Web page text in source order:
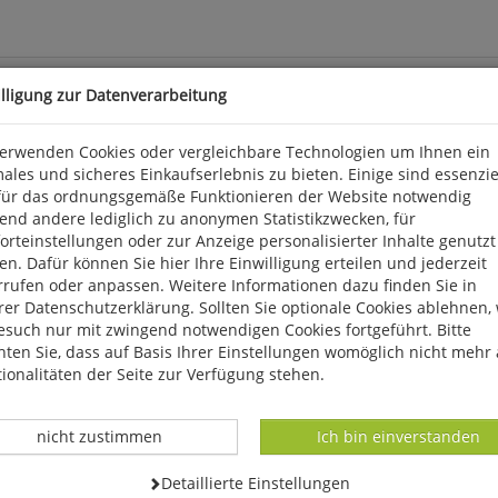
wie lange vermutet wurde. So lassen sich auch viele Motive
und typischsten Beispiele mittelalterlicher Märchenkunst.
Str. 28, D 81673 München,
zur Datenverarbeitung
Cookies oder vergleichbare Technologien um Ihnen ein
und sicheres Einkaufserlebnis zu bieten. Einige sind
das ordnungsgemäße Funktionieren der Website notwendig
andere lediglich zu anonymen Statistikzwecken, für
oder zur Anzeige personalisierter Inhalte genutzt
Dafür können Sie hier Ihre Einwilligung erteilen und jederzeit
oder anpassen. Weitere Informationen dazu finden Sie in
Datenschutzerklärung. Sollten Sie optionale Cookies ablehnen,
nur mit zwingend notwendigen Cookies fortgeführt. Bitte
Sie, dass auf Basis Ihrer Einstellungen womöglich nicht mehr
der Seite zur Verfügung stehen.
Datenverarbeitung -
Ich bin einverstanden
Datenverarbeitung -
nicht zustimmen
Datenverarbeitung -
Detaillierte Einstellungen